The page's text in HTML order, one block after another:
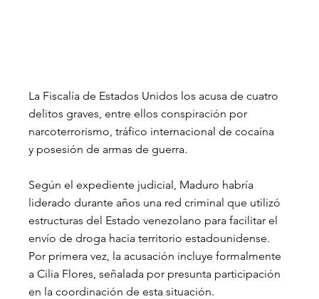
La Fiscalía de Estados Unidos los acusa de cuatro
delitos graves, entre ellos conspiración por
narcoterrorismo, tráfico internacional de cocaína
y posesión de armas de guerra.
Según el expediente judicial, Maduro habría
liderado durante años una red criminal que utilizó
estructuras del Estado venezolano para facilitar el
envío de droga hacia territorio estadounidense.
Por primera vez, la acusación incluye formalmente
a Cilia Flores, señalada por presunta participación
en la coordinación de esta situación.